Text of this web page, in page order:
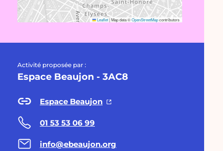
Leaflet|Map data ©OpenStreetMapcontributors
Activité proposée par :
Espace Beaujon - 3AC8
Espace Beaujon
01 53 53 06 99
info@ebeaujon.org